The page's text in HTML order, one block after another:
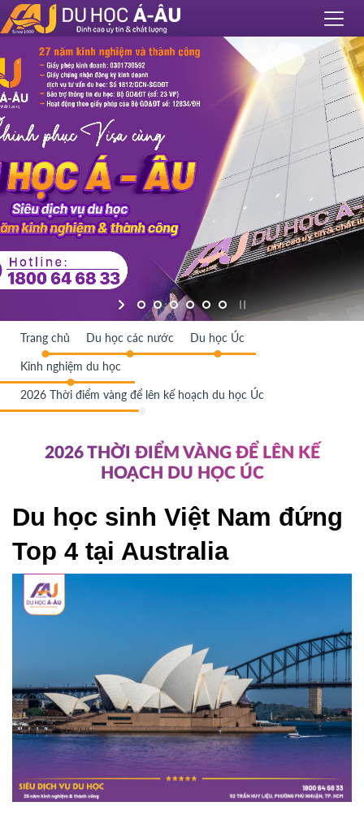
Trang chủ Du học các nước Du học Úc
Kinh nghiệm du học
2026 Thời điểm vàng để lên kế hoạch du học Úc
2026 THỜI ĐIỂM VÀNG ĐỂ LÊN KẾ
HOẠCH DU HỌC ÚC
Du học sinh Việt Nam đứng
Top 4 tại Australia